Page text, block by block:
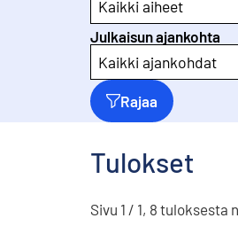
Kaikki aiheet
Julkaisun ajankohta
Kaikki ajankohdat
Rajaa
Tulokset
Sivu 1 / 1, 8 tuloksesta